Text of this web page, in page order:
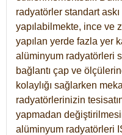
radyatörler standart
yapılabilmekte, ince ve
yapılan yerde fazla yer
alüminyum radyatörleri
bağlantı çap ve
kolaylığı sağlarken
radyatörlerinizin
yapmadan
alüminyum radyatörleri